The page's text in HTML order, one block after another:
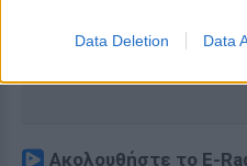
Data Deletion Data
Ακολουθήστε το E-